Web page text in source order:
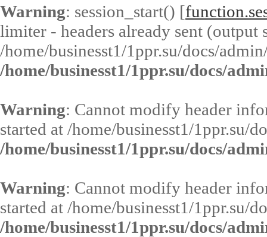
Warning: session_start() [
limiter - headers already sent (output
/home/businesst1/1ppr.su/docs/
/home/businesst1/1ppr.su/docs/
Warning: Cannot modify header
started at /home/businesst1/1ppr.su/
/home/businesst1/1ppr.su/docs/
Warning: Cannot modify header
started at /home/businesst1/1ppr.su/
/home/businesst1/1ppr.su/docs/